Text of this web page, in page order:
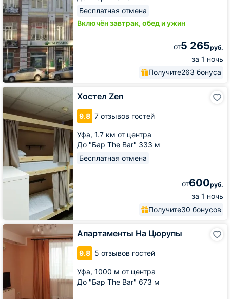
Бесплатная отмена
Включён завтрак, обед и ужин
от5 265руб.
за 1 ночь
Получите263 бонуса
Хостел Zen
9.8 7 отзывов гостей
Уфа, 1.7 км от центра
До "Бар The Bar" 333 м
Бесплатная отмена
от600руб.
за 1 ночь
Получите30 бонусов
Хостел
Zen
Апартаменты На Цюрупы
9.8 5 отзывов гостей
Уфа, 1000 м от центра
До "Бар The Bar" 673 м
Апартаменты
На
Цюрупы